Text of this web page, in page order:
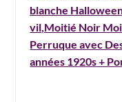
blanche
vil,Moitié Noir
Perruque avec
années 1920s +